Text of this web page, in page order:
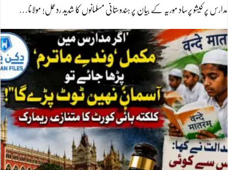
مدارس پر کیشو پرساد موریہ کے بیان پر ہندوستانی مسلمانوں کا شدید ردعمل! مولانا…